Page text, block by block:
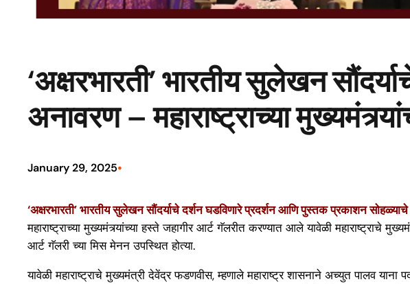
‘अक्षरभारती’ भारतीय सुलेखन
अनावरण – महाराष्ट्राच्या
January 29, 2025•
‘अक्षरभारती’ भारतीय सुलेखन सौंदर्याचे दर्शन घडविणारे प्रदर्शन आणि पुस्तक प्रकाशन
महाराष्ट्राच्या मुख्यमंत्र्यांच्या हस्ते जहागीर आर्ट गॅलरीत करण्यात आले यावेळी
आर्ट गॅलरी च्या मिस मेनन उपस्थित होत्या.
यावेळी महाराष्ट्राचे मुख्यमंत्री देवेंद्र फडणवीस, म्हणाले महाराष्ट्र शासनाने अच्युत पालव याना